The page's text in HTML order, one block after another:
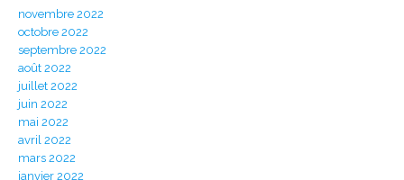
novembre 2022
octobre 2022
septembre 2022
août 2022
juillet 2022
juin 2022
mai 2022
avril 2022
mars 2022
janvier 2022